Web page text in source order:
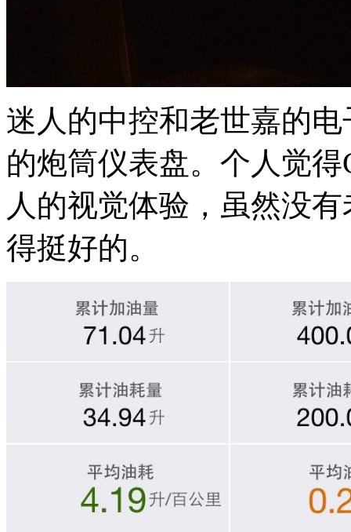
迷人的中控和老世嘉的
的炮筒仪表盘。个人觉
人的视觉体验，虽然没
得挺好的。